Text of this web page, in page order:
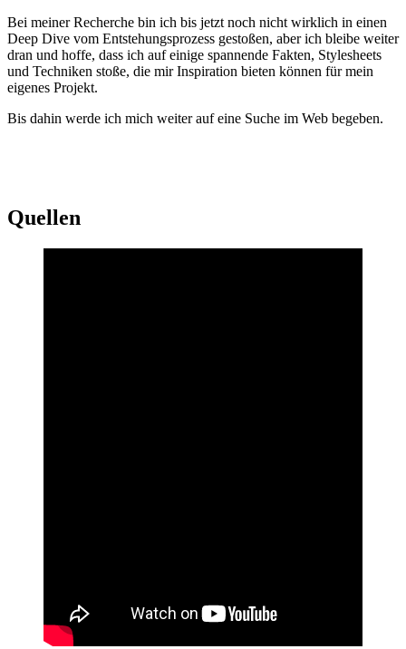
Bei meiner Recherche bin ich bis jetzt noch nicht wirklich in einen
Deep Dive vom Entstehungsprozess gestoßen, aber ich bleibe weiter
dran und hoffe, dass ich auf einige spannende Fakten, Stylesheets
und Techniken stoße, die mir Inspiration bieten können für mein
eigenes Projekt.
Bis dahin werde ich mich weiter auf eine Suche im Web begeben.
Quellen